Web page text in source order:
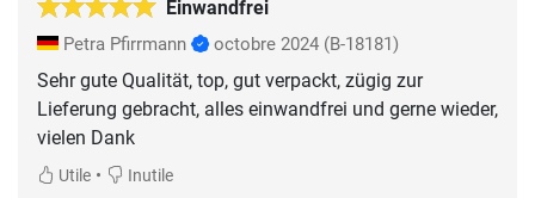
Einwandfrei
Petra Pfirrmann octobre 2024 (B-18181)
Sehr gute Qualität, top, gut verpackt, zügig zur
Lieferung gebracht, alles einwandfrei und gerne wieder,
vielen Dank
Utile • Inutile